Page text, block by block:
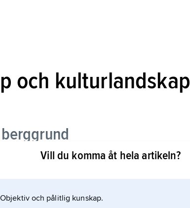
och kulturlandskap
Vill du komma åt hela artikeln?
Objektiv och pålitlig kunskap.